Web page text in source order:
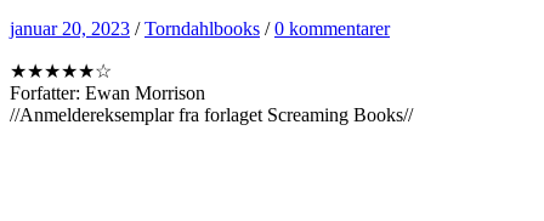
januar 20, 2023 /Torndahlbooks /0 kommentarer
★★★★★☆
Forfatter: Ewan Morrison
//Anmeldereksemplar fra forlaget Screaming Books//